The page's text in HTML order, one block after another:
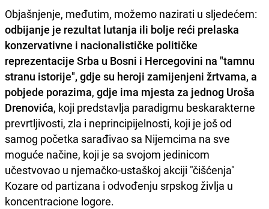
Objašnjenje, međutim, možemo nazirati u sljedećem:
odbijanje je rezultat lutanja ili bolje reći prelaska
konzervativne i nacionalističke političke
reprezentacije Srba u Bosni i Hercegovini na "tamnu
stranu istorije", gdje su heroji zamijenjeni žrtvama, a
pobjede porazima, gdje ima mjesta za jednog Uroša
Drenovića, koji predstavlja paradigmu beskarakterne
prevrtljivosti, zla i neprincipijelnosti, koji je još od
samog početka sarađivao sa Nijemcima na sve
moguće načine, koji je sa svojom jedinicom
učestvovao u njemačko-ustaškoj akciji "čišćenja"
Kozare od partizana i odvođenju srpskog življa u
koncentracione logore.